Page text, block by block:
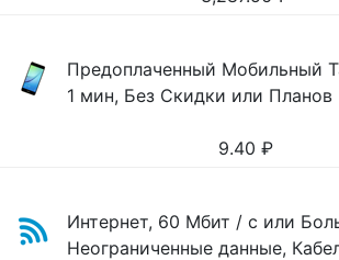
Предоплаченный Мобильный
1 мин, Без Скидки или Планов
9.40 ₽
Интернет, 60 Мбит / с или
Неограниченные данные,